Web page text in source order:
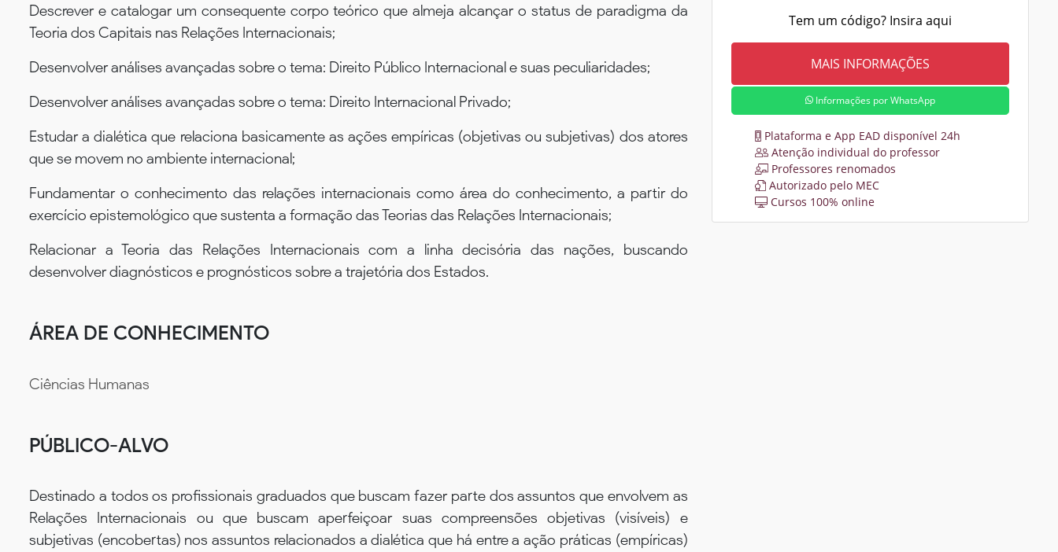
Descrever e catalogar um consequente corpo teórico que almeja alcançar o status de paradigma da
Teoria dos Capitais nas Relações Internacionais;
Desenvolver análises avançadas sobre o tema: Direito Público Internacional e suas peculiaridades;
Desenvolver análises avançadas sobre o tema: Direito Internacional Privado;
Estudar a dialética que relaciona basicamente as ações empíricas (objetivas ou subjetivas) dos atores
que se movem no ambiente internacional;
Fundamentar o conhecimento das relações internacionais como área do conhecimento, a partir do
exercício epistemológico que sustenta a formação das Teorias das Relações Internacionais;
Relacionar a Teoria das Relações Internacionais com a linha decisória das nações, buscando
desenvolver diagnósticos e prognósticos sobre a trajetória dos Estados.
ÁREA DE CONHECIMENTO
Ciências Humanas
PÚBLICO-ALVO
Destinado a todos os profissionais graduados que buscam fazer parte dos assuntos que envolvem as
Relações Internacionais ou que buscam aperfeiçoar suas compreensões objetivas (visíveis) e
subjetivas (encobertas) nos assuntos relacionados a dialética que há entre a ação práticas (empíricas)
Tem um código? Insira aqui
Informações por WhatsApp
Plataforma e App EAD disponível 24h
Atenção individual do professor
Professores renomados
Autorizado pelo MEC
Cursos 100% online